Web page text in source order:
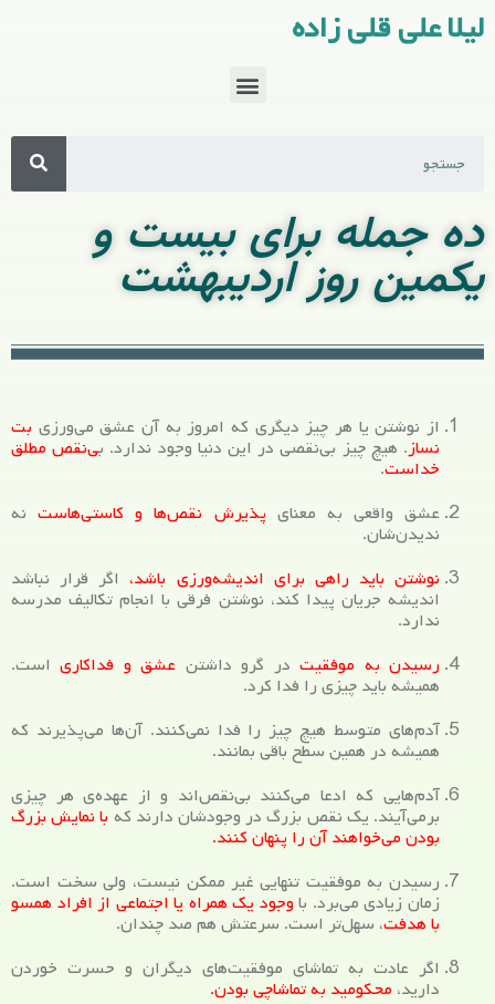
لیلا علی قلی زاده
ده جمله برای بیست و
یکمین روز اردیبهشت
از نوشتن یا هر چیز دیگری که امروز به آن عشق می‌ورزی بت
نساز. هیچ چیز بی‌نقصی در این دنیا وجود ندارد. بی‌نقص مطلق
خداست.
عشق واقعی به معنای پذیرش نقص‌ها و کاستی‌هاستنه
ندیدن‌شان.
نوشتن باید راهی برای اندیشه‌ورزی باشد، اگر قرار نباشد
اندیشه جریان پیدا کند، نوشتن فرقی با انجام تکالیف مدرسه
ندارد.
رسیدن به موفقیتدر گرو داشتن عشق و فداکاریاست.
همیشه باید چیزی را فدا کرد.
آدم‌های متوسط هیچ چیز را فدا نمی‌کنند. آن‌ها می‌پذیرند که
همیشه در همین سطح باقی بمانند.
آدم‌هایی که ادعا می‌کنند بی‌نقص‌اند و از عهده‌ی هر چیزی
برمی‌آیند. یک نقص بزرگ در وجودشان دارند که با نمایش بزرگ
بودن می‌خواهند آن را پنهان کنند.
رسیدن به موفقیت تنهایی غیر ممکن نیست، ولی سخت است.
زمان زیادی می‌برد. باوجود یک همراه یا اجتماعی از افراد همسو
با هدفت، سهل‌تر است. سرعتش هم صد چندان.
اگر عادت به تماشای موفقیت‌های دیگران و حسرت خوردن
دارید، محکومید به تماشاچی بودن.